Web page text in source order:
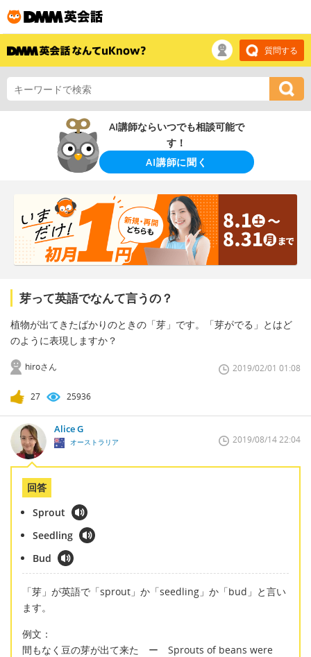
質問する
AI講師ならいつでも相談可能で
す！
AI講師に聞く
芽って英語でなんて言うの？
植物が出てきたばかりのときの「芽」です。「芽がでる」とはど
のように表現しますか？
hiroさん 2019/02/01 01:08
27 25936
Alice G
オーストラリア 2019/08/14 22:04
回答
Sprout
Seedling
Bud
「芽」が英語で「sprout」か「seedling」か「bud」と言い
ます。
例文：
間もなく豆の芽が出て来た ー Sprouts of beans were